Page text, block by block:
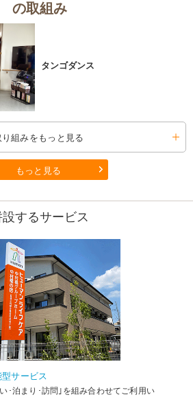
の取組み
タンゴダンス
り組みをもっと見る
もっと見る
設するサービス
サービス
･泊まり･訪問｣を組み合わせてご利用い